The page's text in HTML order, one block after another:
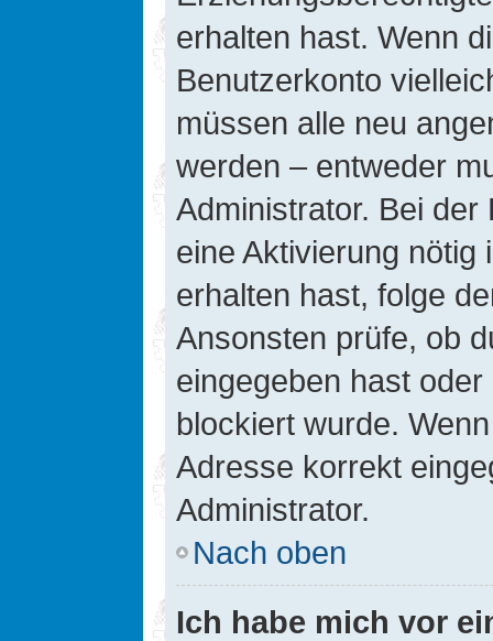
erhalten hast. Wenn
Benutzerkonto
müssen alle neu
werden – entweder
Administrator. Bei
eine Aktivierung nötig
erhalten hast, folge
Ansonsten prüfe, ob
eingegeben hast
blockiert wurde.
Adresse korrekt
Administrator.
Nach oben
Ich habe mich vor